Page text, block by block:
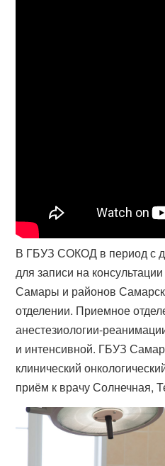
В ГБУЗ СОКОД в период с
для записи на
Самары и районов
отделении. Приемное
анестезиологии-
и интенсивной. ГБУЗ
клинический
приём к врачу Солнечная,